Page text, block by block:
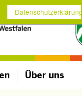
Datenschutzerklärung
Über uns